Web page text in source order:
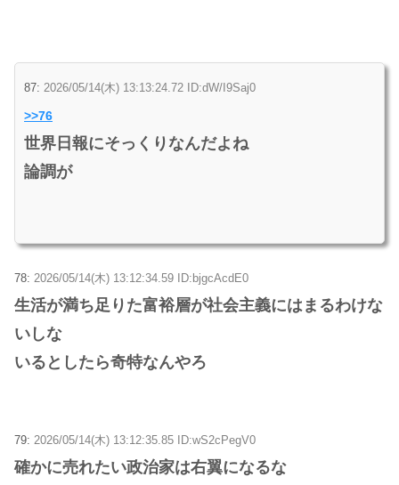
87: 2026/05/14(木) 13:13:24.72 ID:dW/I9Saj0
>>76
世界日報にそっくりなんだよね
論調が
78: 2026/05/14(木) 13:12:34.59 ID:bjgcAcdE0
生活が満ち足りた富裕層が社会主義にはまるわけな
いしな
いるとしたら奇特なんやろ
79: 2026/05/14(木) 13:12:35.85 ID:wS2cPegV0
確かに売れたい政治家は右翼になるな